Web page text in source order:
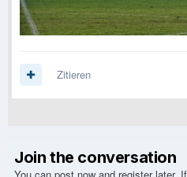
Zitieren
Join the conversation